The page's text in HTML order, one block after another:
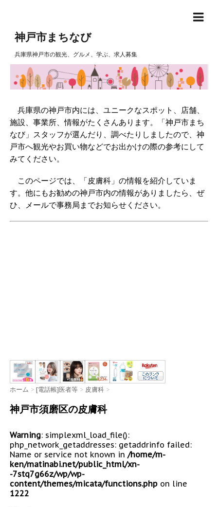
神戸市まちなび
兵庫県神戸市の観光、グルメ、学ぶ、求人募集
兵庫県の神戸市内には、ユニークなスポット、店舗、
施設、事業所、情報がたくさんあります。「神戸市まち
なび」スタッフが選んだり、調べたりしましたので、神
戸市へ観光やお買い物などでお出かけの際の参考にして
みてください。
このページでは、「皮膚科」の情報を紹介していま
す。他にもお勧めの神戸市内の情報がありましたら、ぜ
ひ、メールで事務局までお知らせください。
ホーム > [電話帳]医者等 > 皮膚科 >
神戸市須磨区の皮膚科
Warning: simplexml_load_file():
php_network_getaddresses: getaddrinfo failed:
Name or service not known in /home/m-
ken/matinabi.net/public_html/xn-
-7stq7g66z/wp/wp-
content/themes/micata/functions.php on line
1222